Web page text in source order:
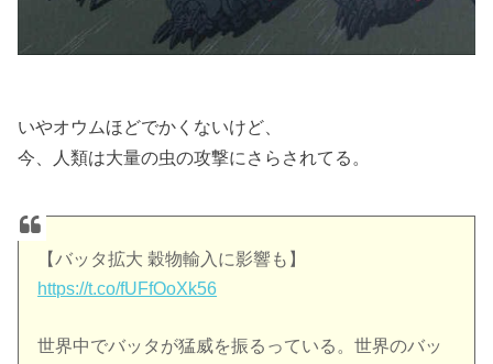
いやオウムほどでかくないけど、
今、人類は大量の虫の攻撃にさらされてる。
【バッタ拡大 穀物輸入に影響も】
https://t.co/fUFfOoXk56
世界中でバッタが猛威を振るっている。世界のバッ